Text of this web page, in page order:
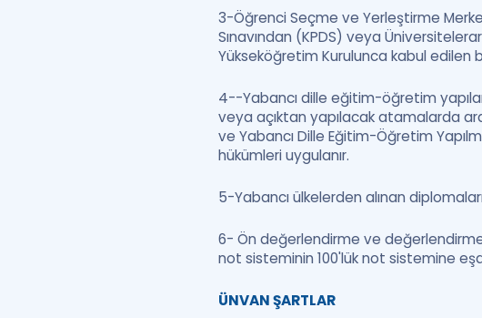
3-Öğrenci Seçme ve Yerleştirme
Sınavından (KPDS) veya
Yükseköğretim Kurulunca kabul edilen
4--Yabancı dille eğitim-öğretim
veya açıktan yapılacak atamalarda
ve Yabancı Dille Eğitim-Öğretim
hükümleri uygulanır.
5-Yabancı ülkelerden alınan
6- Ön değerlendirme ve
not sisteminin 100'lük not sistemine
ÜNVAN ŞARTLAR